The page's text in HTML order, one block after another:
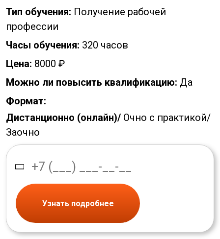
Тип обучения: Получение рабочей
профессии
Часы обучения: 320 часов
Цена: 8000 ₽
Можно ли повысить квалификацию: Да
Формат:
Дистанционно (онлайн)/ Очно с практикой/
Заочно
Узнать подробнее